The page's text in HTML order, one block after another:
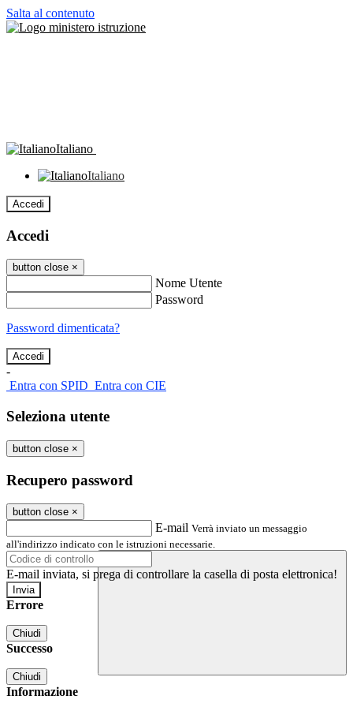
Salta al contenuto
Italiano
Italiano
Accedi
Accedi
button close ×
Nome Utente
Password
Password dimenticata?
-
Entra con SPID Entra con CIE
Seleziona utente
button close ×
Recupero password
button close ×
E-mail Verrà inviato un messaggio
all'indirizzo indicato con le istruzioni necessarie.
E-mail inviata, si prega di controllare la casella di posta elettronica!
Errore
Chiudi
Successo
Chiudi
Informazione